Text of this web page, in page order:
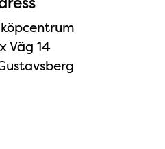
Väg 14